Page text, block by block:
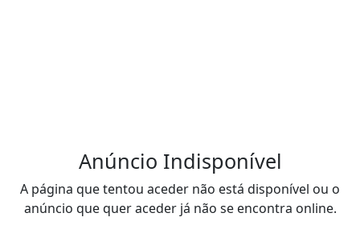
Anúncio Indisponível
A página que tentou aceder não está disponível ou o
anúncio que quer aceder já não se encontra online.